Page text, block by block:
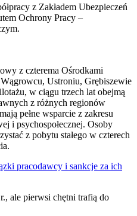
z Zakładem Ubezpieczeń
Ochrony Pracy –
z czterema Ośrodkami
Ustroniu, Grębiszewie
w ciągu trzech lat obejmą
z różnych regionów
pełne wsparcie z zakresu
i psychospołecznej. Osoby
z pobytu stałego w czterech
pracodawcy i sankcje za ich
ale pierwsi chętni trafią do